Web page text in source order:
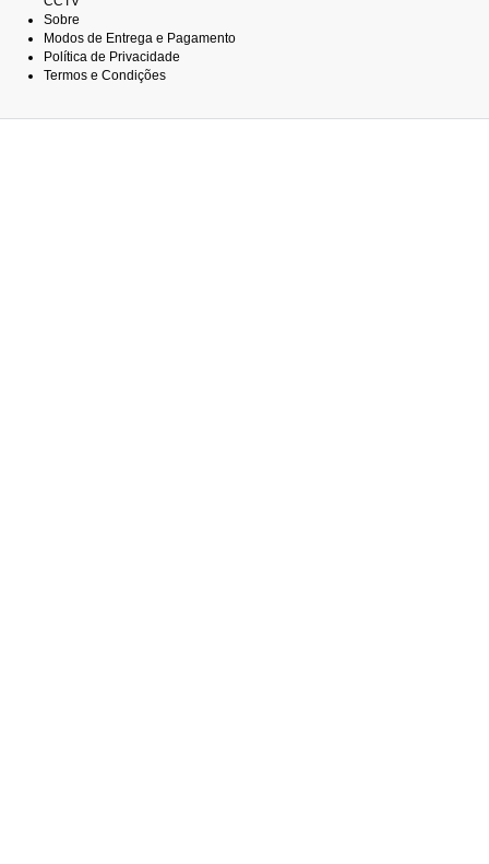
Sobre
Modos de Entrega e Pagamento
Política de Privacidade
Termos e Condições